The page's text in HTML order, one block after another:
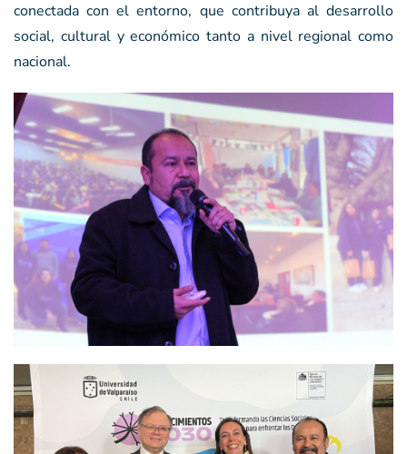
conectada con el entorno, que contribuya al desarrollo
social, cultural y económico tanto a nivel regional como
nacional.